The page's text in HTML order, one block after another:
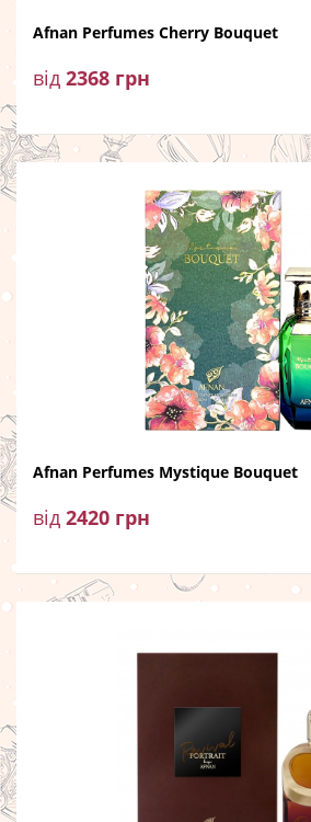
Afnan Perfumes Cherry Bouquet
від 2368 грн
Afnan Perfumes Mystique Bouquet
від 2420 грн